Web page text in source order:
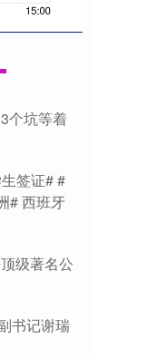
个坑等着
签证# #
# 西班牙
级著名公
书记谢瑞